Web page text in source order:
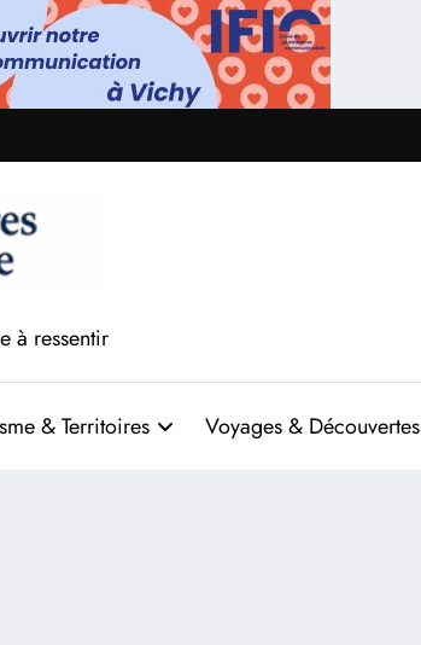
à ressentir
& Territoires Voyages & Découvertes